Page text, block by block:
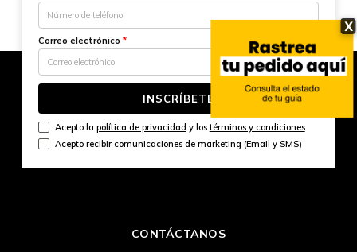
X
Correo electrónico *
INSCRÍBETE
Acepto la política de privacidad y lostérminos y condiciones
Acepto recibir comunicaciones de marketing (Email y SMS)
CONTÁCTANOS